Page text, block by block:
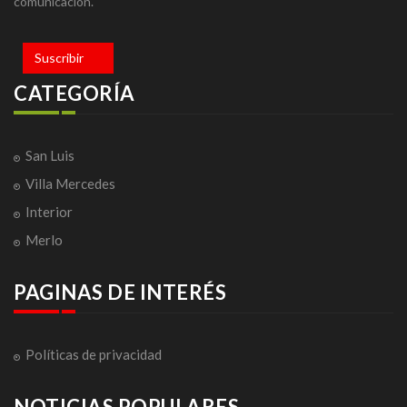
Suscribir
CATEGORÍA
San Luis
Villa Mercedes
Interior
Merlo
PAGINAS DE INTERÉS
Políticas de privacidad